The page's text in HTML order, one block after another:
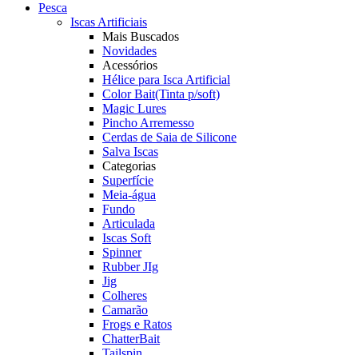
Pesca
Iscas Artificiais
Mais Buscados
Novidades
Acessórios
Hélice para Isca Artificial
Color Bait(Tinta p/soft)
Magic Lures
Pincho Arremesso
Cerdas de Saia de Silicone
Salva Iscas
Categorias
Superfície
Meia-água
Fundo
Articulada
Iscas Soft
Spinner
Rubber JIg
Jig
Colheres
Camarão
Frogs e Ratos
ChatterBait